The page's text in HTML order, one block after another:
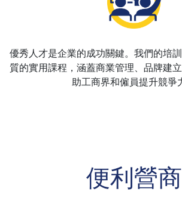
優秀人才是企業的成功關鍵。我們的培
質的實用課程，涵蓋商業管理、品牌建
助工商界和僱員提升競爭
便利營商